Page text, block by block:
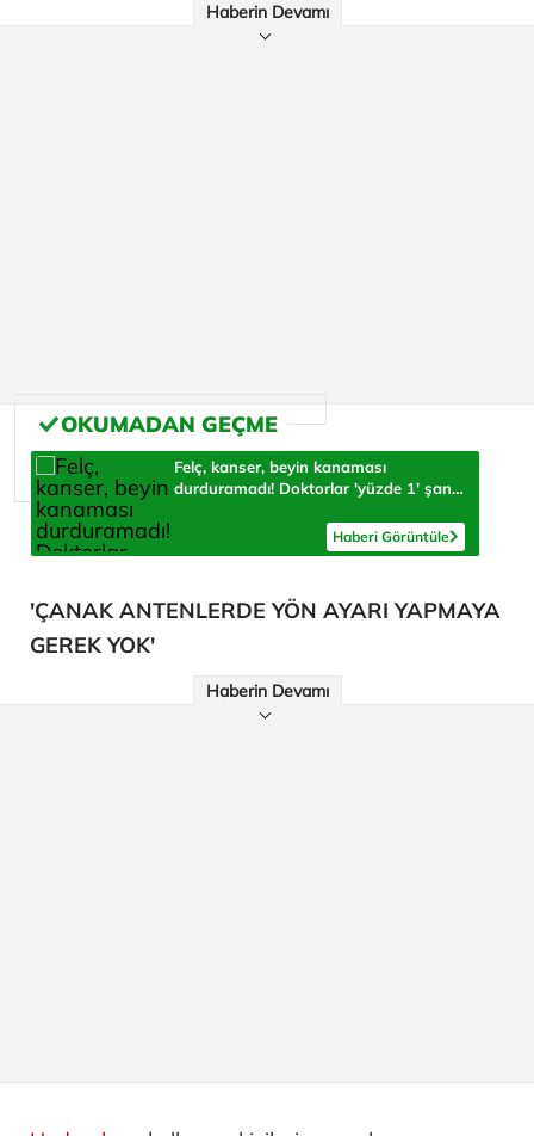
Haberin Devamı
Felç, kanser, beyin kanaması
durduramadı! Doktorlar 'yüzde 1' şans
Haberi Görüntüle
'ÇANAK ANTENLERDE YÖN AYARI YAPMAYA
GEREK YOK'
Haberin Devamı